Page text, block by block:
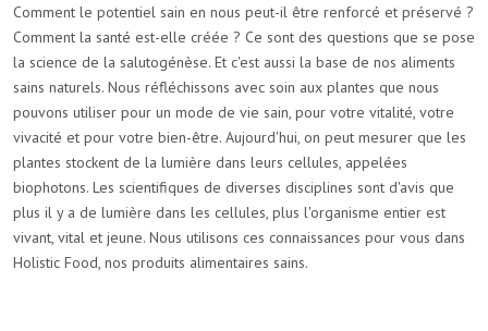
Comment le potentiel sain en nous peut-il être renforcé et préservé ?
Comment la santé est-elle créée ? Ce sont des questions que se pose
la science de la salutogénèse. Et c'est aussi la base de nos aliments
sains naturels. Nous réfléchissons avec soin aux plantes que nous
pouvons utiliser pour un mode de vie sain, pour votre vitalité, votre
vivacité et pour votre bien-être. Aujourd'hui, on peut mesurer que les
plantes stockent de la lumière dans leurs cellules, appelées
biophotons. Les scientifiques de diverses disciplines sont d'avis que
plus il y a de lumière dans les cellules, plus l'organisme entier est
vivant, vital et jeune. Nous utilisons ces connaissances pour vous dans
Holistic Food, nos produits alimentaires sains.